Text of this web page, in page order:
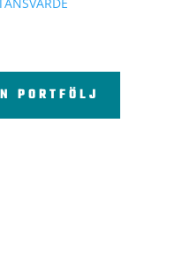
PORTFÖLJ